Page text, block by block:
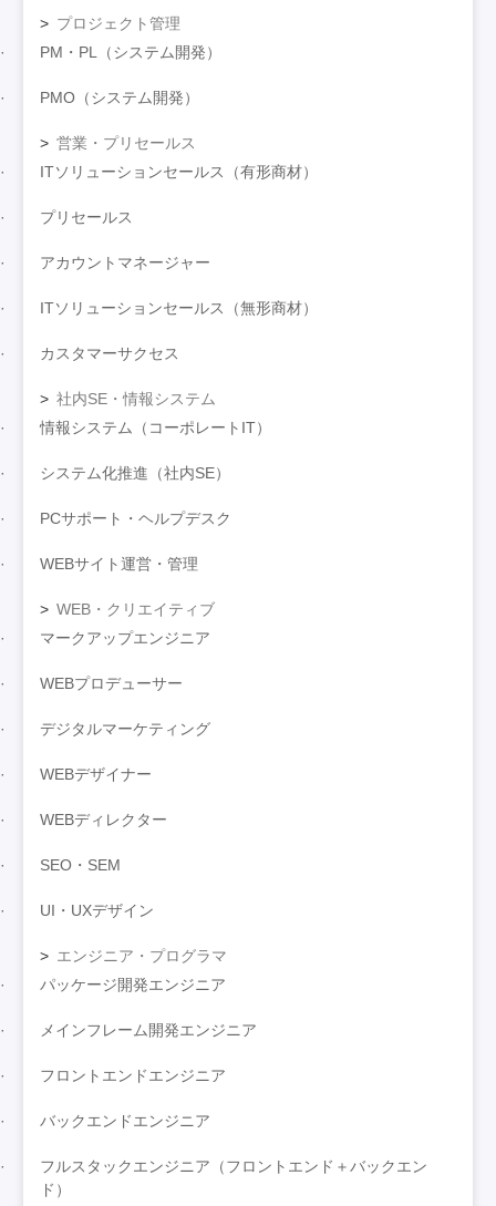
プロジェクト管理
PM・PL（システム開発）
PMO（システム開発）
営業・プリセールス
ITソリューションセールス（有形商材）
プリセールス
アカウントマネージャー
ITソリューションセールス（無形商材）
カスタマーサクセス
社内SE・情報システム
情報システム（コーポレートIT）
システム化推進（社内SE）
PCサポート・ヘルプデスク
WEBサイト運営・管理
WEB・クリエイティブ
マークアップエンジニア
WEBプロデューサー
デジタルマーケティング
WEBデザイナー
WEBディレクター
SEO・SEM
UI・UXデザイン
エンジニア・プログラマ
パッケージ開発エンジニア
メインフレーム開発エンジニア
フロントエンドエンジニア
バックエンドエンジニア
フルスタックエンジニア（フロントエンド＋バックエン
ド）